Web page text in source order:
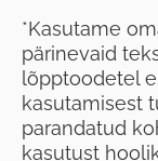
*Kasutame
pärinevaid
lõpptoodetel
kasutamisest
parandatud
kasutust